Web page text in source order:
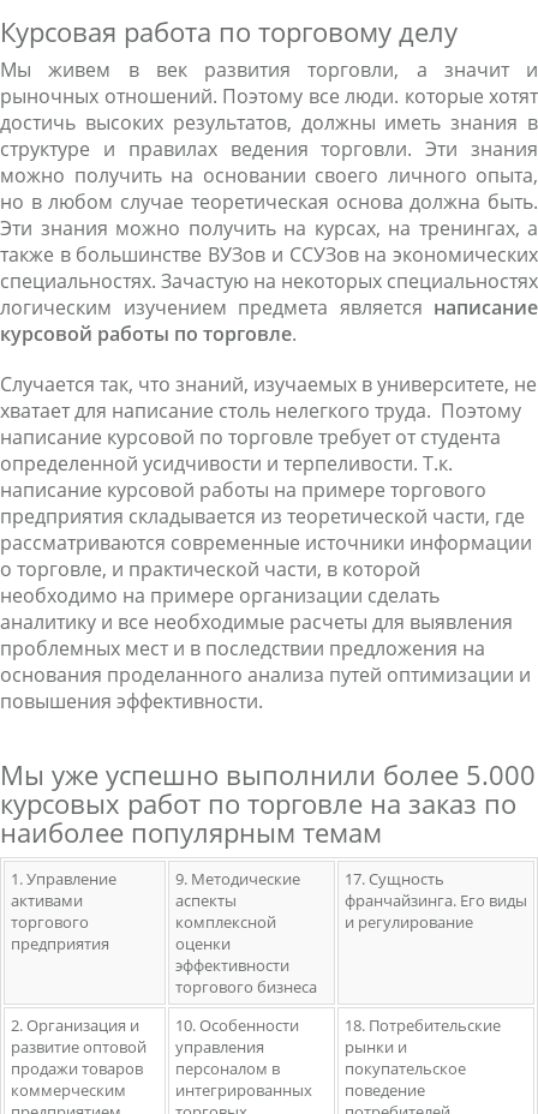
Курсовая работа по торговому делу
Мы живем в век развития торговли, а значит и
рыночных отношений. Поэтому все люди. которые хотят
достичь высоких результатов, должны иметь знания в
структуре и правилах ведения торговли. Эти знания
можно получить на основании своего личного опыта,
но в любом случае теоретическая основа должна быть.
Эти знания можно получить на курсах, на тренингах, а
также в большинстве ВУЗов и ССУЗов на экономических
специальностях. Зачастую на некоторых специальностях
логическим изучением предмета является написание
курсовой работы по торговле.
Случается так, что знаний, изучаемых в университете, не
хватает для написание столь нелегкого труда. Поэтому
написание курсовой по торговле требует от студента
определенной усидчивости и терпеливости. Т.к.
написание курсовой работы на примере торгового
предприятия складывается из теоретической части, где
рассматриваются современные источники информации
о торговле, и практической части, в которой
необходимо на примере организации сделать
аналитику и все необходимые расчеты для выявления
проблемных мест и в последствии предложения на
основания проделанного анализа путей оптимизации и
повышения эффективности.
Мы уже успешно выполнили более 5.000
курсовых работ по торговле на заказ по
наиболее популярным темам
1. Управление
активами
торгового
предприятия
9. Методические
аспекты
комплексной
оценки
эффективности
торгового бизнеса
17. Сущность
франчайзинга. Его виды
и регулирование
2. Организация и
развитие оптовой
продажи товаров
коммерческим
10. Особенности
управления
персоналом в
интегрированных
18. Потребительские
рынки и
покупательское
поведение